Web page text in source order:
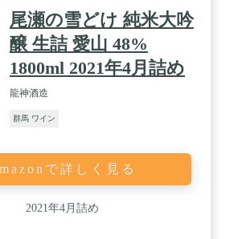
尾瀬の雪どけ 純米大吟
醸 生詰 愛山 48%
1800ml 2021年4月詰め
龍神酒造
群馬 ワイン
で詳しく見る
2021年4月詰め